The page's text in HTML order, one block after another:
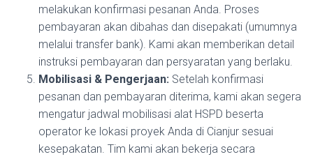
melakukan konfirmasi pesanan Anda. Proses
pembayaran akan dibahas dan disepakati (umumnya
melalui transfer bank). Kami akan memberikan detail
instruksi pembayaran dan persyaratan yang berlaku.
Mobilisasi & Pengerjaan: Setelah konfirmasi
pesanan dan pembayaran diterima, kami akan segera
mengatur jadwal mobilisasi alat HSPD beserta
operator ke lokasi proyek Anda di Cianjur sesuai
kesepakatan. Tim kami akan bekerja secara